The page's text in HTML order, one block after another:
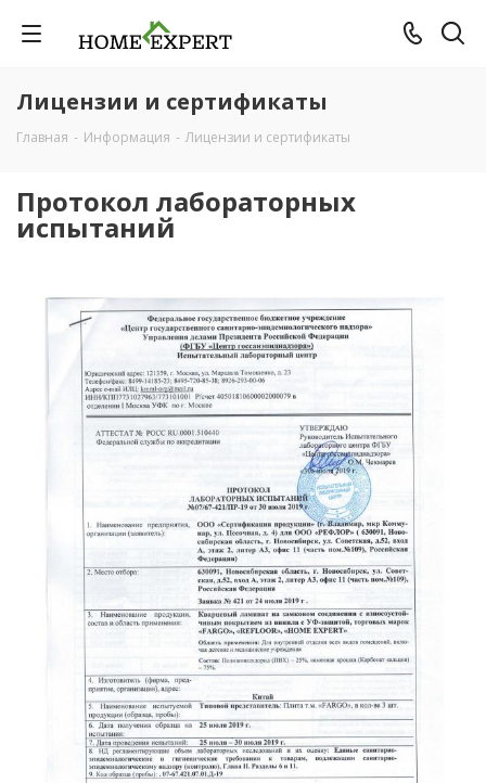
Лицензии и сертификаты
Главная - Информация - Лицензии и сертификаты
Протокол лабораторных
испытаний